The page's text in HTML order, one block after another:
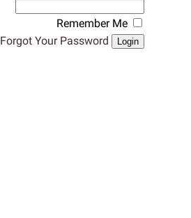
Remember Me
Login
Forgot Your Password?